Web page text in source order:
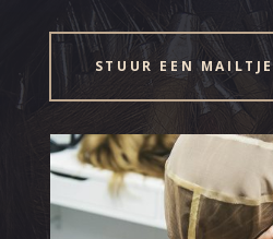
STUUR EEN MAILTJE